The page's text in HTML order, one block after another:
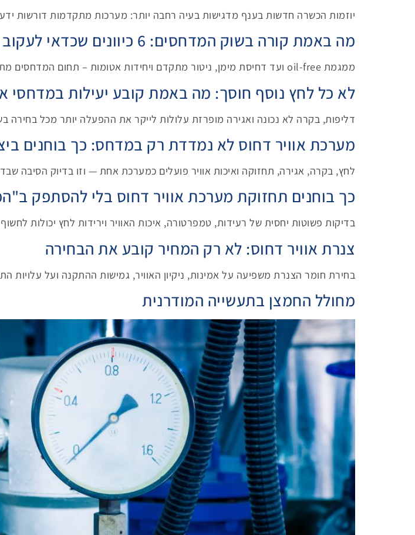
יוזמות הכשרה חדשות בענף מדגישות בעיה רחבה יותר: מערכות מתקדמות דורשות
מה באמת קורה בשוק המדחסים: 6 כיוונים שכדאי לעקוב אחריהם
ממגמת oil-free ועד דחיסת מימן, ניטור מתקדם ויחידות אטומות – תחום המדחסים מתפתח בכמה מסלולים במקביל.
לא כל לחץ נוסף חוסך: מה באמת קובע יעילות במדחסי
דליפות, בקרה לא נכונה ואגירה מופרזת עלולות לייקר את ההפעלה יותר מכל בחירה
מערכת אוויר דחוס לא נמדדת רק במדחס: כך בוחנים
לחץ, בקרה, אגירה, תחזוקה ואיכות אוויר פועלים כמערכת אחת — וזו בדיוק הסיבה
כך בוחנים תחזוקת מערכת אוויר דחוס בלי להסתפק
בדיקות פשוטות יחסית של רעידות, טמפרטורה, איכות האוויר וירידות לחץ יכולות
צנרת אוויר דחוס: לא רק המחיר קובע את הבחירה
בחירת חומר הצנרת משפיעה על אמינות, ניקיון האוויר, גמישות ההתקנה ועל עלויות
מחולל החמצן בתעשייה המודרנית